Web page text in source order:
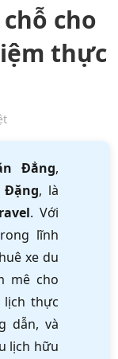
cho
thực
Đẳng,
Đặng, là
. Với
lĩnh
xe du
mê cho
lịch thực
dẫn, và
lịch hữu